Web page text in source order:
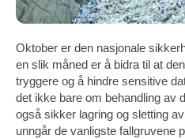
Oktober er den nasjonale
en slik måned er å bidra til at
tryggere og å hindre sensitive
det ikke bare om behandling av
også sikker lagring og sletting
unngår de vanligste fallgruvene